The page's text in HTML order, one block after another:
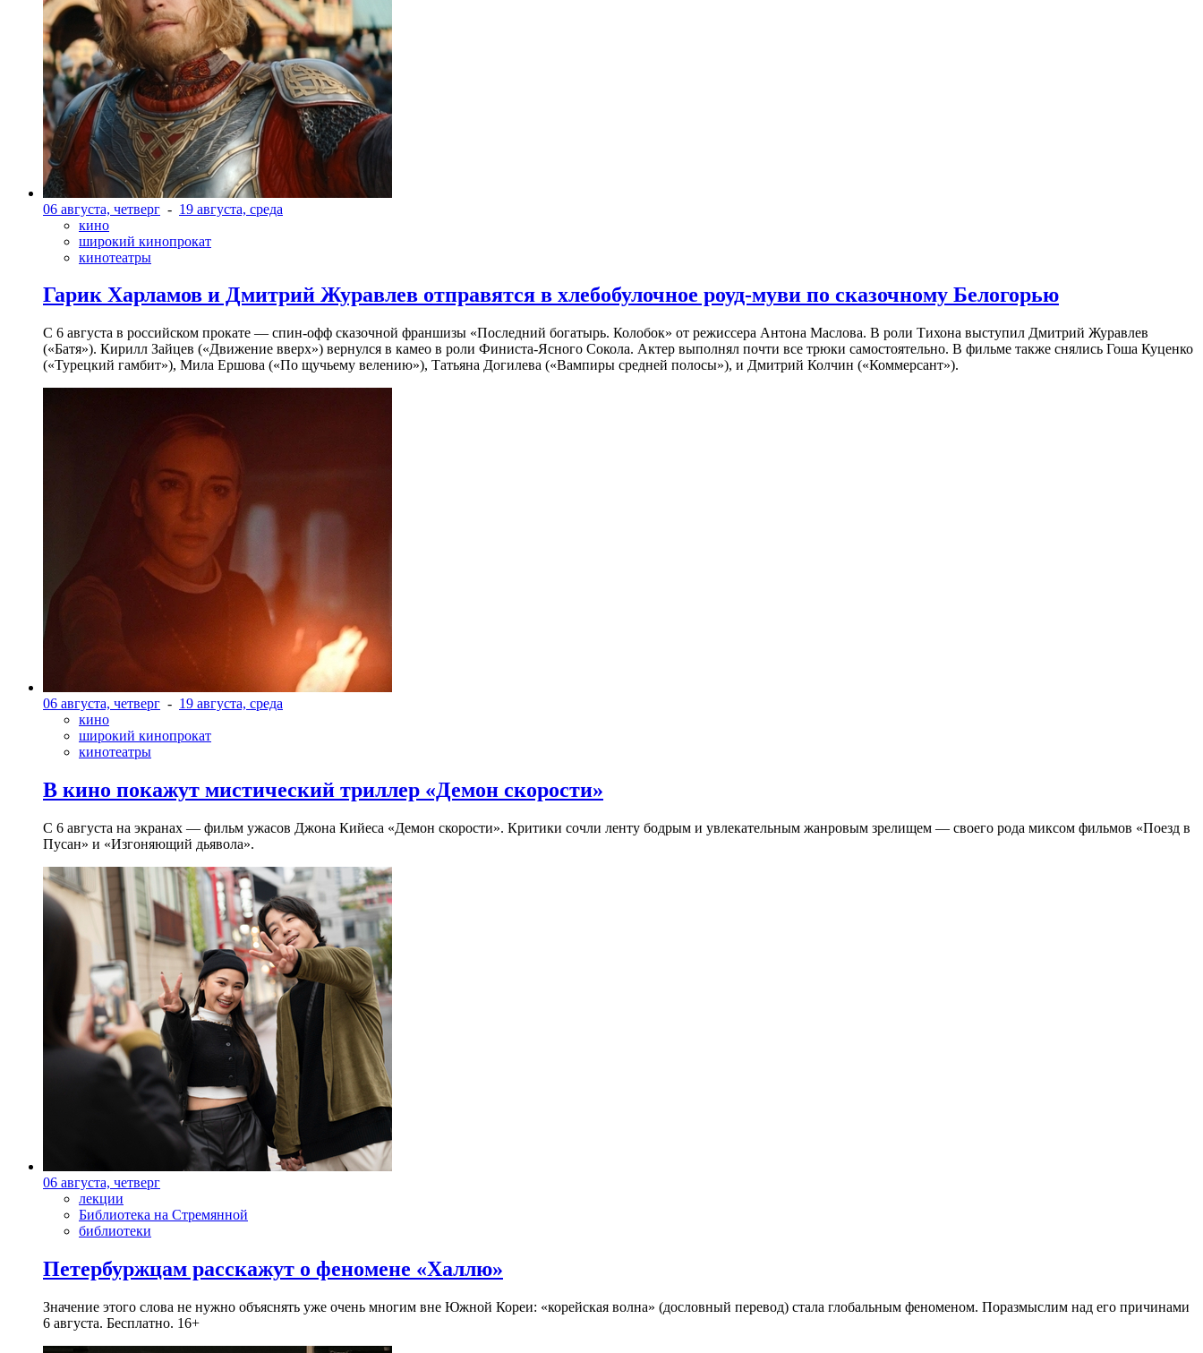
06 августа, четверг - 19 августа, среда
кино
широкий кинопрокат
кинотеатры
Гарик Харламов и Дмитрий Журавлев отправятся в хлебобулочное роуд-муви по сказочному Белогорью
С 6 августа в российском прокате — спин-офф сказочной франшизы «Последний богатырь. Колобок» от режиссера Антона Маслова. В роли Тихона выступил Дмитрий Журавлев
(«Батя»). Кирилл Зайцев («Движение вверх») вернулся в камео в роли Финиста-Ясного Сокола. Актер выполнял почти все трюки самостоятельно. В фильме также снялись Гоша Куценко
(«Турецкий гамбит»), Мила Ершова («По щучьему велению»), Татьяна Догилева («Вампиры средней полосы»), и Дмитрий Колчин («Коммерсант»).
06 августа, четверг - 19 августа, среда
кино
широкий кинопрокат
кинотеатры
В кино покажут мистический триллер «Демон скорости»
С 6 августа на экранах — фильм ужасов Джона Кийеса «Демон скорости». Критики сочли ленту бодрым и увлекательным жанровым зрелищeм — своего рода миксом фильмов «Поезд в
Пусан» и «Изгоняющий дьявола».
06 августа, четверг
лекции
Библиотека на Стремянной
библиотеки
Петербуржцам расскажут о феномене «Халлю»
Значение этого слова не нужно объяснять уже очень многим вне Южной Кореи: «корейская волна» (дословный перевод) стала глобальным феноменом. Поразмыслим над его причинами
6 августа. Бесплатно. 16+